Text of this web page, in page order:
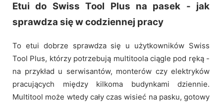
Etui do Swiss Tool Plus na pasek - jak
sprawdza się w codziennej pracy
To etui dobrze sprawdza się u użytkowników Swiss
Tool Plus, którzy potrzebują multitoola ciągle pod ręką -
na przykład u serwisantów, monterów czy elektryków
pracujących między kilkoma budynkami dziennie.
Multitool może wtedy cały czas wisieć na pasku, gotowy